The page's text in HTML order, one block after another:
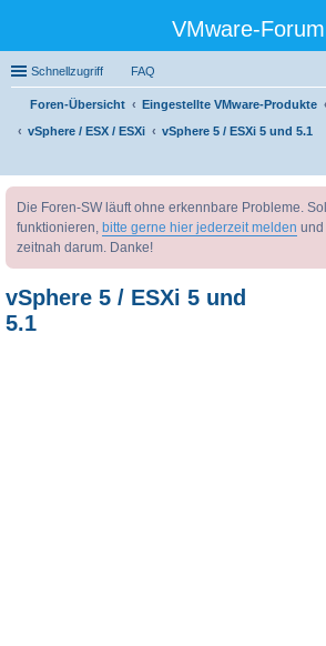
VMware-Forum
Schnellzugriff FAQ
Foren-Übersicht Eingestellte VMware-Produkte
vSphere / ESX / ESXi
vSphere 5 / ESXi 5 und 5.1
Die Foren-SW läuft ohne erkennbare Probleme.
funktionieren, bitte gerne hier jederzeit melden und
zeitnah darum. Danke!
vSphere 5 / ESXi 5 und
5.1